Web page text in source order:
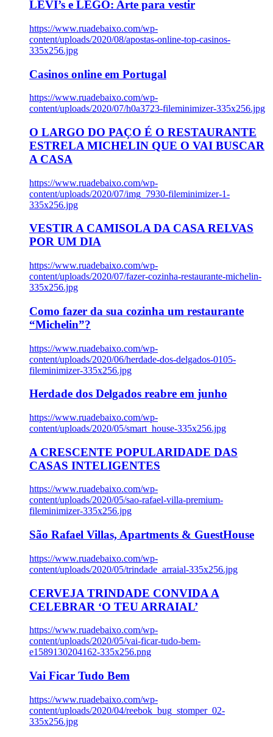
LEVI’s e LEGO: Arte para vestir
https://www.ruadebaixo.com/wp-
content/uploads/2020/08/apostas-online-top-casinos-
335x256.jpg
Casinos online em Portugal
https://www.ruadebaixo.com/wp-
content/uploads/2020/07/h0a3723-fileminimizer-335x256.jpg
O LARGO DO PAÇO É O RESTAURANTE
ESTRELA MICHELIN QUE O VAI BUSCAR
A CASA
https://www.ruadebaixo.com/wp-
content/uploads/2020/07/img_7930-fileminimizer-1-
335x256.jpg
VESTIR A CAMISOLA DA CASA RELVAS
POR UM DIA
https://www.ruadebaixo.com/wp-
content/uploads/2020/07/fazer-cozinha-restaurante-michelin-
335x256.jpg
Como fazer da sua cozinha um restaurante
“Michelin”?
https://www.ruadebaixo.com/wp-
content/uploads/2020/06/herdade-dos-delgados-0105-
fileminimizer-335x256.jpg
Herdade dos Delgados reabre em junho
https://www.ruadebaixo.com/wp-
content/uploads/2020/05/smart_house-335x256.jpg
A CRESCENTE POPULARIDADE DAS
CASAS INTELIGENTES
https://www.ruadebaixo.com/wp-
content/uploads/2020/05/sao-rafael-villa-premium-
fileminimizer-335x256.jpg
São Rafael Villas, Apartments & GuestHouse
https://www.ruadebaixo.com/wp-
content/uploads/2020/05/trindade_arraial-335x256.jpg
CERVEJA TRINDADE CONVIDA A
CELEBRAR ‘O TEU ARRAIAL’
https://www.ruadebaixo.com/wp-
content/uploads/2020/05/vai-ficar-tudo-bem-
e1589130204162-335x256.png
Vai Ficar Tudo Bem
https://www.ruadebaixo.com/wp-
content/uploads/2020/04/reebok_bug_stomper_02-
335x256.jpg